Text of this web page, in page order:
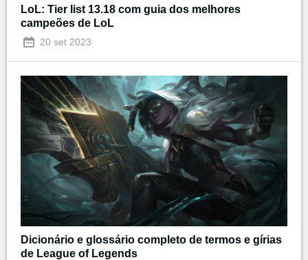
LoL: Tier list 13.18 com guia dos melhores
campeões de LoL
20 set 2023
Dicionário e glossário completo de termos e gírias
de League of Legends